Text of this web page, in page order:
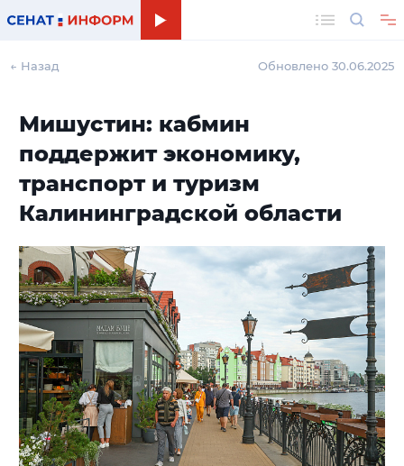
← Назад Обновлено 30.06.2025
Мишустин: кабмин
поддержит экономику,
транспорт и туризм
Калининградской области